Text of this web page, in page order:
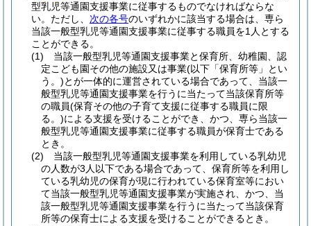
型乳児等通園支援事業に従事するものでなければならな
い。 ただし、 次の各号のいずれかに該当する場合は、専ら
当該一般型乳児等通園支援事業に従事する職員を1人とする
ことができる。
(1)
当該一般型乳児等通園支援事業と保育所、幼稚園、認
定こども園その他の施設又は事業(以下「保育所等」とい
う。)とが一体的に運営されている場合であって、当該一
般型乳児等通園支援事業を行うに当たって当該保育所等
の職員(保育その他の子育て支援に従事する職員に限
る。)による支援を受けることができ、かつ、専ら当該一
般型乳児等通園支援事業に従事する職員が保育士である
とき。
(2)
当該一般型乳児等通園支援事業を利用している乳幼児
の人数が3人以下である場合であって、保育所等を利用し
ている乳幼児の保育が現に行われている保育室等におい
て当該一般型乳児等通園支援事業が実施され、かつ、当
該一般型乳児等通園支援事業を行うに当たって当該保育
所等の保育士による支援を受けることができるとき。